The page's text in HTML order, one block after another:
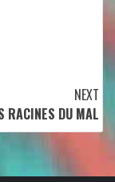
NEXT
RACINES DU MAL